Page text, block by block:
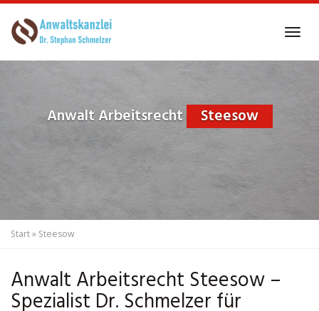
to
Anwalt Arbeitsrecht Steesow
Start» Steesow
Anwalt Arbeitsrecht Steesow –
Spezialist Dr. Schmelzer für